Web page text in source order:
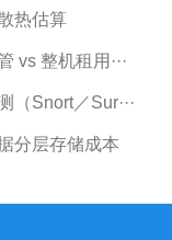
热估算
vs 整机租用···
（Snort／Sur···
分层存储成本